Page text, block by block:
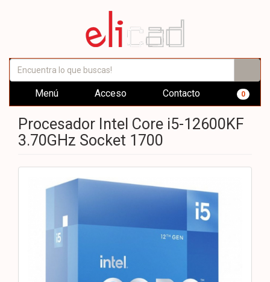
Menú Acceso Contacto 0
Procesador Intel Core i5-12600KF
3.70GHz Socket 1700